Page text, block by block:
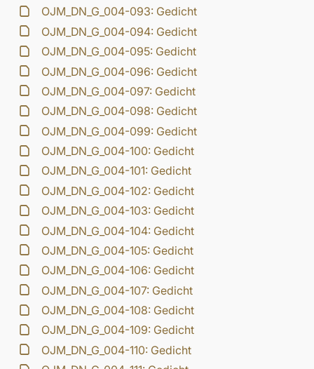
OJM_DN_G_004-093: Gedicht
OJM_DN_G_004-094: Gedicht
OJM_DN_G_004-095: Gedicht
OJM_DN_G_004-096: Gedicht
OJM_DN_G_004-097: Gedicht
OJM_DN_G_004-098: Gedicht
OJM_DN_G_004-099: Gedicht
OJM_DN_G_004-100: Gedicht
OJM_DN_G_004-101: Gedicht
OJM_DN_G_004-102: Gedicht
OJM_DN_G_004-103: Gedicht
OJM_DN_G_004-104: Gedicht
OJM_DN_G_004-105: Gedicht
OJM_DN_G_004-106: Gedicht
OJM_DN_G_004-107: Gedicht
OJM_DN_G_004-108: Gedicht
OJM_DN_G_004-109: Gedicht
OJM_DN_G_004-110: Gedicht